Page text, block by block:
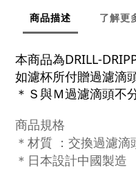
商品描述 了解更
本商品為DRILL-
如濾杯所付贈過濾滴
＊Ｓ與Ｍ過濾滴頭不
商品規格
＊材質 ：交換過濾滴
＊日本設計中國製造